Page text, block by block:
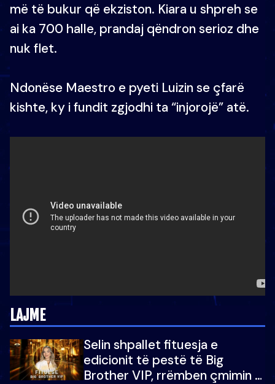
më të bukur që ekziston. Kiara u shpreh se
ai ka 700 halle, prandaj qëndron serioz dhe
nuk flet.
Ndonëse Maestro e pyeti Luizin se çfarë
kishte, ky i fundit zgjodhi ta “injorojë” atë.
LAJME
Selin shpallet fituesja e
edicionit të pestë të Big
Brother VIP, rrëmben çmimin e